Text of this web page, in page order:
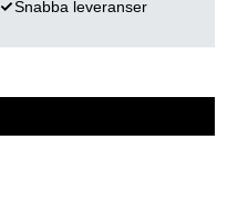
Snabba leveranser